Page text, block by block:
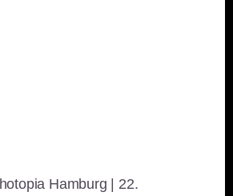
Hamburg | 22.